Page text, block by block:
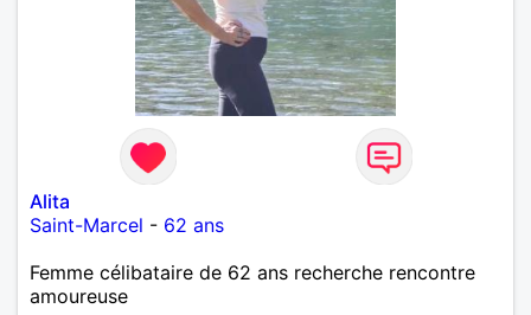
Alita
Saint-Marcel - 62 ans
Femme célibataire de 62 ans recherche rencontre
amoureuse